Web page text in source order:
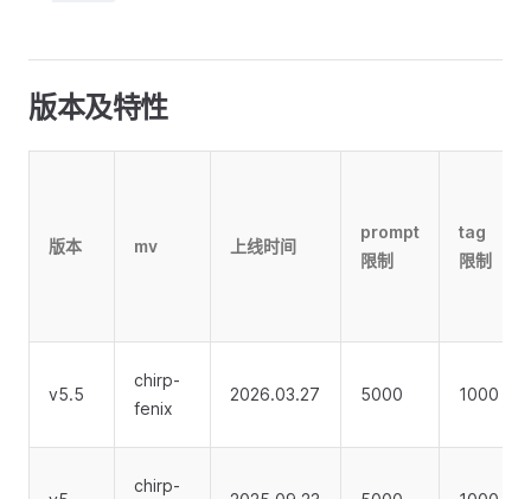
版本及特性
版本 mv 上线时间
prompt
限制
tag
限制
v5.5
chirp-
fenix
2026.03.27 5000 1000
chirp-